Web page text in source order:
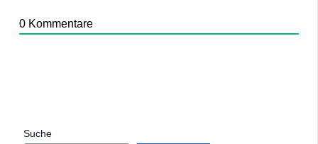
0Kommentare
Suche